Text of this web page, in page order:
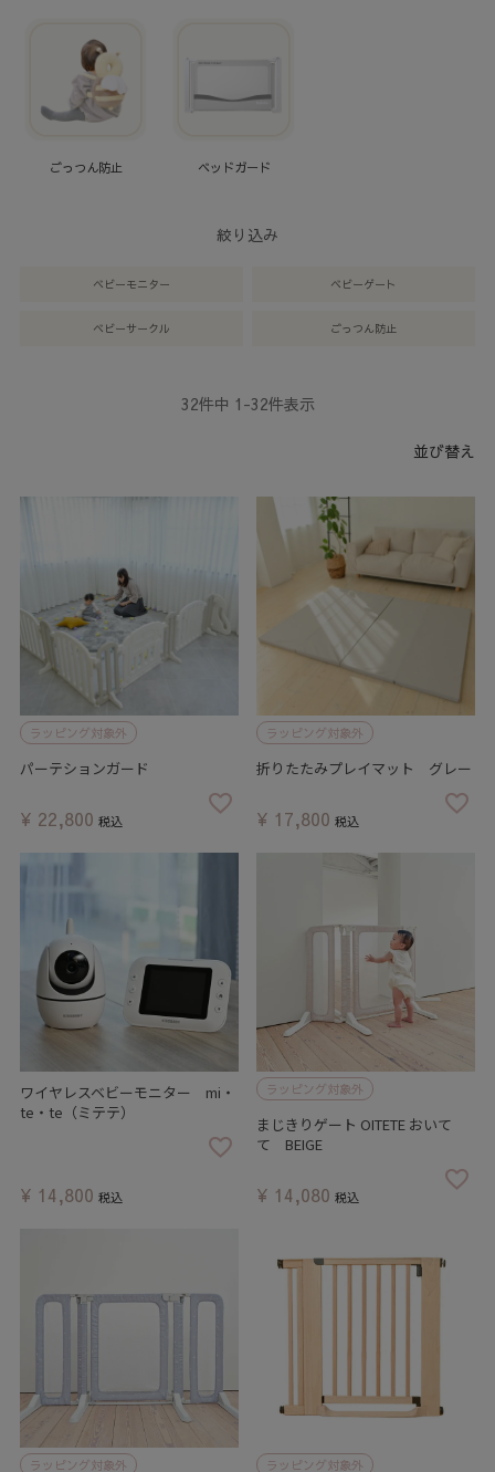
ごっつん防止 ベッドガード
絞り込み
ベビーモニター ベビーゲート
ベビーサークル ごっつん防止
並び替え
32件中 1 -32件表示
ラッピング対象外
パーテションガード
¥ 22,800 税込
ラッピング対象外
折りたたみプレイマット グレー
¥ 17,800 税込
ワイヤレスベビーモニター mi・
te・te（ミテテ）
¥ 14,800 税込
ラッピング対象外
まじきりゲート OITETE おいて
て BEIGE
¥ 14,080 税込
ラッピング対象外 ラッピング対象外